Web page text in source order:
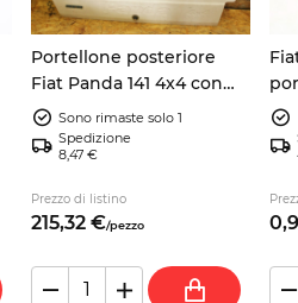
Portellone posteriore
Fiat Panda 141 4x4 con
logo Panda 4x4 bianco
lotto 2
Sono rimaste solo 1
Spedizione
8,47 €
Prezzo di listino
215,32 €/pezzo 0,